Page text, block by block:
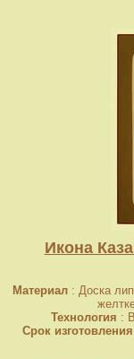
Икона
Материал: Доска
Технология :
Срок изготовления